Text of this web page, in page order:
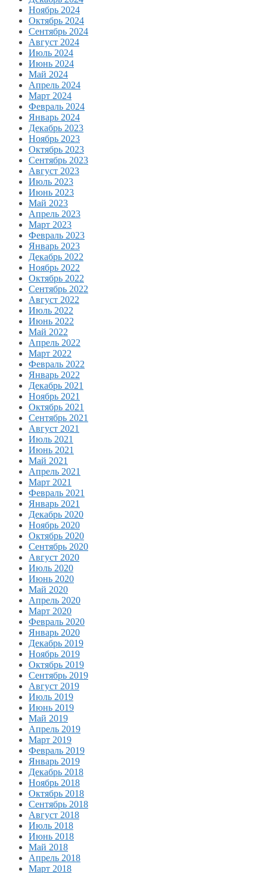
Ноябрь 2024
Октябрь 2024
Сентябрь 2024
Август 2024
Июль 2024
Июнь 2024
Май 2024
Апрель 2024
Март 2024
Февраль 2024
Январь 2024
Декабрь 2023
Ноябрь 2023
Октябрь 2023
Сентябрь 2023
Август 2023
Июль 2023
Июнь 2023
Май 2023
Апрель 2023
Март 2023
Февраль 2023
Январь 2023
Декабрь 2022
Ноябрь 2022
Октябрь 2022
Сентябрь 2022
Август 2022
Июль 2022
Июнь 2022
Май 2022
Апрель 2022
Март 2022
Февраль 2022
Январь 2022
Декабрь 2021
Ноябрь 2021
Октябрь 2021
Сентябрь 2021
Август 2021
Июль 2021
Июнь 2021
Май 2021
Апрель 2021
Март 2021
Февраль 2021
Январь 2021
Декабрь 2020
Ноябрь 2020
Октябрь 2020
Сентябрь 2020
Август 2020
Июль 2020
Июнь 2020
Май 2020
Апрель 2020
Март 2020
Февраль 2020
Январь 2020
Декабрь 2019
Ноябрь 2019
Октябрь 2019
Сентябрь 2019
Август 2019
Июль 2019
Июнь 2019
Май 2019
Апрель 2019
Март 2019
Февраль 2019
Январь 2019
Декабрь 2018
Ноябрь 2018
Октябрь 2018
Сентябрь 2018
Август 2018
Июль 2018
Июнь 2018
Май 2018
Апрель 2018
Март 2018